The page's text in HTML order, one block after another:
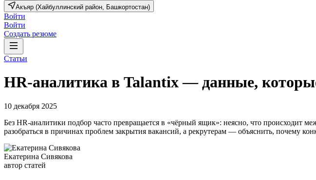
Акъяр (Хайбуллинский район, Башкортостан)
Войти
Войти
Создать резюме
Статьи
HR-аналитика в Talantix — данные,
10 декабря 2025
Без HR-аналитики подбор часто превращается в «чёрный ящик»: неясно, что происходит
разобраться в причинах проблем закрытия вакансий, а рекрутерам — объяснить, почему
Екатерина Сивякова
автор статей